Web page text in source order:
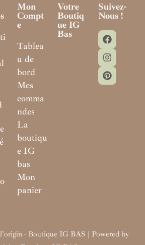
Mon
Compt
E
Tablea
u de
bord
Mes
comma
ndes
La
boutiqu
e IG
bas
Mon
panier
Votre
Boutiq
Ue IG
Bas
Suivez-
Nous !
- Boutique IG BAS | Powered by